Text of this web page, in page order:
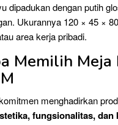
dipadukan dengan putih
Ukurannya 120 × 45 ×
area kerja pribadi.
Memilih Meja
menghadirkan
fungsionalitas, dan